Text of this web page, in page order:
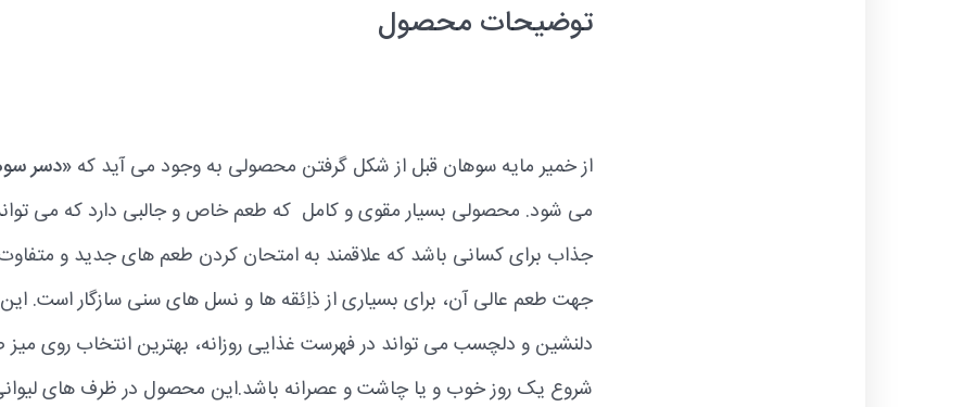
توضیحات محصول
از خمیر مایه سوهان قبل از شکل گرفتن محصولی به وجود می آید که «دسر
می شود. محصولی بسیار مقوی و کامل که طعم خاص و جالبی دارد که می
جذاب برای کسانی باشد که علاقمند به امتحان کردن طعم های جدید و
جهت طعم عالی آن، برای بسیاری از ذاِئقه ها و نسل های سنی سازگار است.
دلنشین و دلچسب می تواند در فهرست غذایی روزانه، بهترین انتخاب روی میز
شروع یک روز خوب و یا چاشت و عصرانه باشد.این محصول در ظرف های